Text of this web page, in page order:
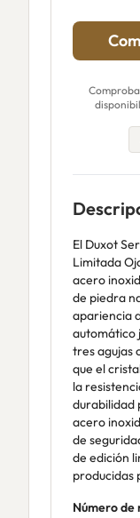
El Duxot
Limitada
acero
de piedra
apariencia
automático
tres agujas
que el
la
durabilidad
acero
de
de edición
producidas
Número de